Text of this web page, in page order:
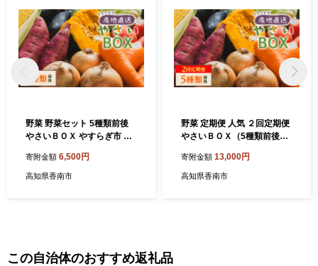
野菜 野菜セット 5種類前後
やさいＢＯＸ やすらぎ市 産
まかせ 詰め合わせ セット 季
節 旬 お任せ お楽しみ ヘルシ
寄附金額 6,500円
高知県香南市
野菜 定期便 人気 ２回定期便
やさいＢＯＸ（5種類前後）
ベジタブル おまかせ 詰め合
わせ セット 季節 旬 お任せ
寄附金額 13,000円
高知県香南市
この自治体のおすすめ返礼品